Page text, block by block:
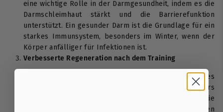
eine wichtige Rolle in der Darmgesundheit, indem es die
Darmschleimhaut stärkt und die Barrierefunktion
unterstützt. Ein gesunder Darm ist die Grundlage für ein
starkes Immunsystem, besonders im Winter, wenn der
Körper anfälliger für Infektionen ist.
Verbesserte Regeneration nach dem Training
L-Glutamin ist vor allem in der Sportwelt beliebt, da es
die Regeneration der Muskulatur unterstützt. Besonders
nach intensiven Trainingseinheiten oder Belastungen wie
Kälte kann die Aminosäure dabei helfen, Muskelschäden